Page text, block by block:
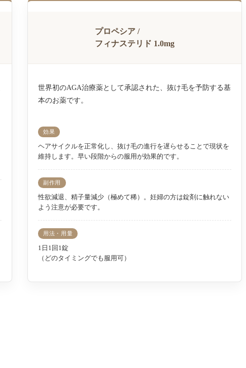
プロペシア /
フィナステリド 1.0mg
世界初のAGA治療薬として承認された、抜け毛を予防する基
本のお薬です。
効果
ヘアサイクルを正常化し、抜け毛の進行を遅らせることで現状を
維持します。早い段階からの服用が効果的です。
副作用
性欲減退、精子量減少（極めて稀）。妊婦の方は錠剤に触れない
よう注意が必要です。
用法・用量
1日1回1錠
（どのタイミングでも服用可）